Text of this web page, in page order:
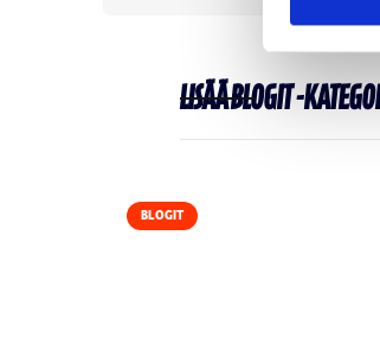
LisääBlogit-
BLOGIT